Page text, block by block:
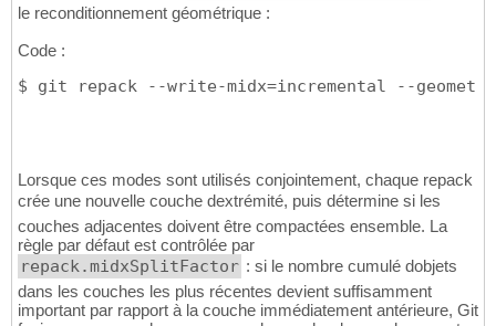
le reconditionnement géométrique :
Code :
$ git repack --write-midx=incremental --
Lorsque ces modes sont utilisés conjointement, chaque repack
crée une nouvelle couche dextrémité, puis détermine si les
couches adjacentes doivent être compactées ensemble. La
règle par défaut est contrôlée par
repack.midxSplitFactor : si le nombre cumulé dobjets
dans les couches les plus récentes devient suffisamment
important par rapport à la couche immédiatement antérieure, Git